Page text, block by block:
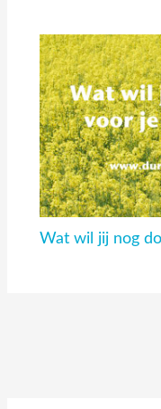
Wat wil jij nog